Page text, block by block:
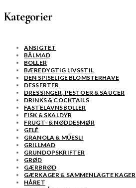
Kategorier
ANSIGTET
BÅLMAD
BOLLER
BÆREDYGTIG LIVSSTIL
DEN SPISELIGE BLOMSTERHAVE
DESSERTER
DRESSINGER, PESTOER & SAUCER
DRINKS & COCKTAILS
FASTELAVNSBOLLER
FISK & SKALDYR
FRUGT- & NØDDESMØR
GELÉ
GRANOLA & MÜESLI
GRILLMAD
GRUNDOPSKRIFTER
GRØD
GÆRBRØD
GÆRKAGER & SAMMENLAGTE KAGER
HÅRET